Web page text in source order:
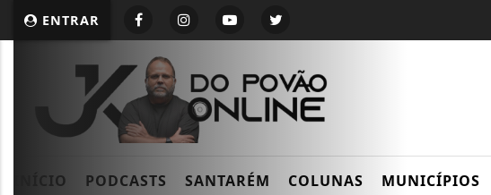
ENTRAR
INÍCIO PODCASTS SANTARÉM COLUNAS MUNICÍPIOS